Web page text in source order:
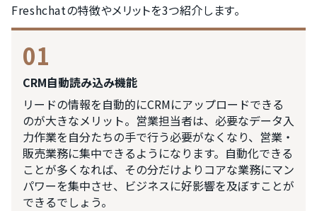
Freshchatの特徴やメリットを3つ紹介します。
01
CRM自動読み込み機能
リードの情報を自動的にCRMにアップロードできる
のが大きなメリット。営業担当者は、必要なデータ入
力作業を自分たちの手で行う必要がなくなり、営業・
販売業務に集中できるようになります。自動化できる
ことが多くなれば、その分だけよりコアな業務にマン
パワーを集中させ、ビジネスに好影響を及ぼすことが
できるでしょう。